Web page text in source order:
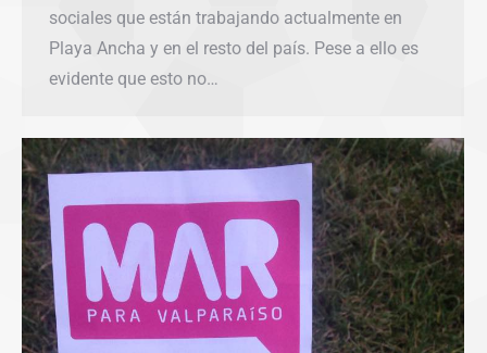
sociales que están trabajando actualmente en
Playa Ancha y en el resto del país. Pese a ello es
evidente que esto no…